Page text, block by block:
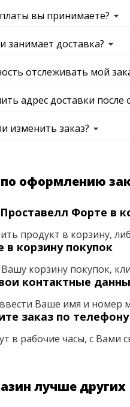
вы принимаете?
занимает доставка?
отслеживать мой
адрес доставки после
изменить заказ?
оформлению
Форте в
продукт в корзину,
в корзину покупок
корзину покупок,
контактные
Ваше имя и
заказ по телефону
в рабочие часы, с Вами
лучше других